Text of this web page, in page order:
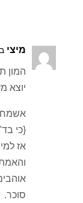
מיצי ב24 באפריל 2016 ב23:20
המון
יוצא
אשמח
{כי
אז
סוכר.